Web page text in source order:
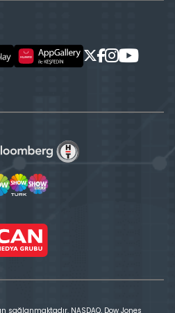
sağlanmaktadır. NASDAQ, Dow Jones